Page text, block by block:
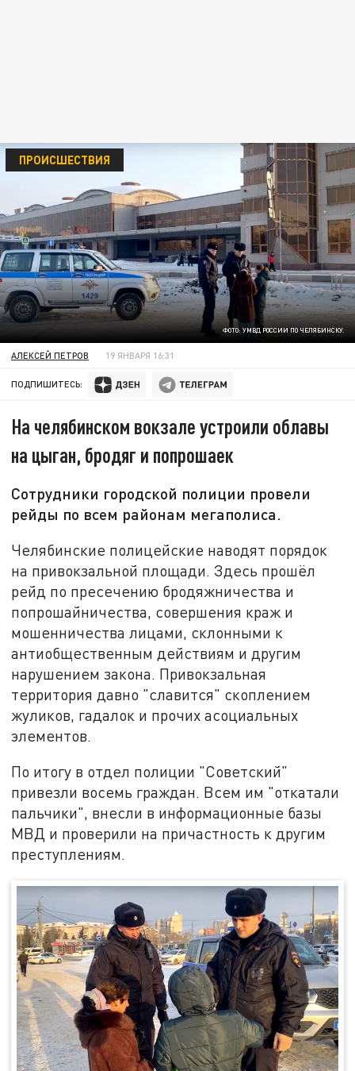
ФОТО: УМВД РОССИИ ПО ЧЕЛЯБИНСКУ.
ПРОИСШЕСТВИЯ
АЛЕКСЕЙ ПЕТРОВ 19 ЯНВАРЯ 16:31
ПОДПИШИТЕСЬ:
На челябинском вокзале устроили облавы
на цыган, бродяг и попрошаек
Сотрудники городской полиции провели
рейды по всем районам мегаполиса.
Челябинские полицейские наводят порядок
на привокзальной площади. Здесь прошёл
рейд по пресечению бродяжничества и
попрошайничества, совершения краж и
мошенничества лицами, склонными к
антиобщественным действиям и другим
нарушением закона. Привокзальная
территория давно "славится" скоплением
жуликов, гадалок и прочих асоциальных
элементов.
По итогу в отдел полиции "Советский"
привезли восемь граждан. Всем им "откатали
пальчики", внесли в информационные базы
МВД и проверили на причастность к другим
преступлениям.